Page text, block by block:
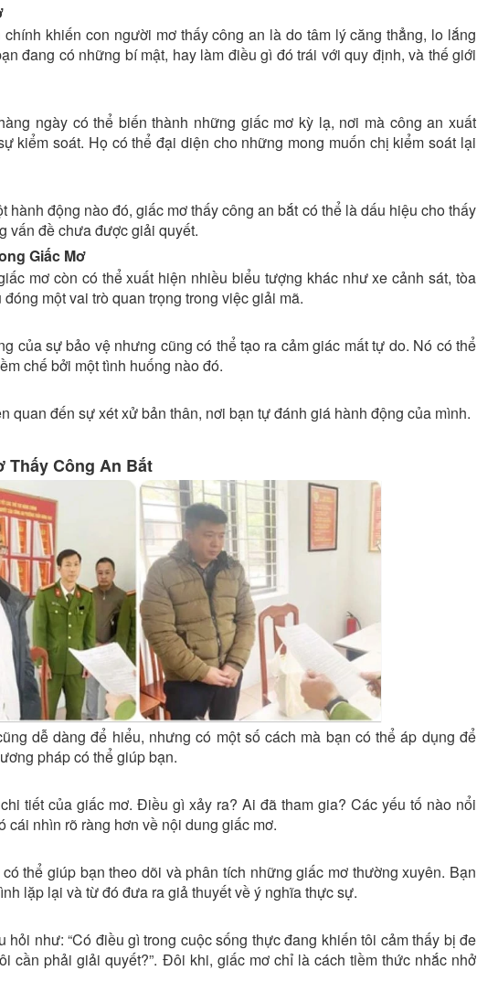
khiến con người mơ thấy công an là do tâm lý căng thẳng, lo lắng
đang có những bí mật, hay làm điều gì đó trái với quy định, và thế giới
ngày có thể biến thành những giấc mơ kỳ lạ, nơi mà công an xuất
kiểm soát. Họ có thể đại diện cho những mong muốn chị kiểm soát lại
hành động nào đó, giấc mơ thấy công an bắt có thể là dấu hiệu cho thấy
vấn đề chưa được giải quyết.
Giấc Mơ
mơ còn có thể xuất hiện nhiều biểu tượng khác như xe cảnh sát, tòa
một vai trò quan trọng trong việc giải mã.
của sự bảo vệ nhưng cũng có thể tạo ra cảm giác mất tự do. Nó có thể
chế bởi một tình huống nào đó.
quan đến sự xét xử bản thân, nơi bạn tự đánh giá hành động của mình.
Thấy Công An Bắt
dễ dàng để hiểu, nhưng có một số cách mà bạn có thể áp dụng để
pháp có thể giúp bạn.
tiết của giấc mơ. Điều gì xảy ra? Ai đã tham gia? Các yếu tố nào nổi
cái nhìn rõ ràng hơn về nội dung giấc mơ.
thể giúp bạn theo dõi và phân tích những giấc mơ thường xuyên. Bạn
lặp lại và từ đó đưa ra giả thuyết về ý nghĩa thực sự.
hỏi như: “Có điều gì trong cuộc sống thực đang khiến tôi cảm thấy bị đe
cần phải giải quyết?”. Đôi khi, giấc mơ chỉ là cách tiềm thức nhắc nhở